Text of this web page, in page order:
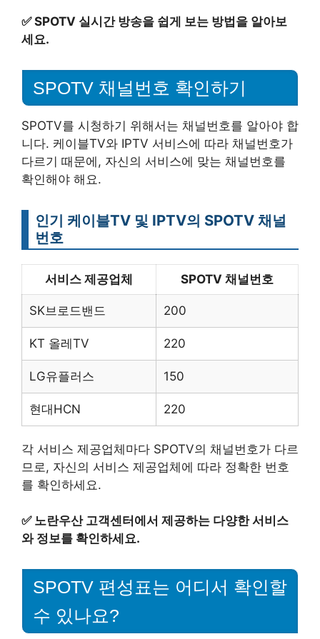
✅SPOTV 실시간 방송을 쉽게 보는 방법을 알아보
세요.
SPOTV 채널번호 확인하기
SPOTV를 시청하기 위해서는 채널번호를 알아야 합
니다. 케이블TV와 IPTV 서비스에 따라 채널번호가
다르기 때문에, 자신의 서비스에 맞는 채널번호를
확인해야 해요.
인기 케이블TV 및 IPTV의 SPOTV 채널
번호
서비스 제공업체 SPOTV 채널번호
SK브로드밴드 200
KT 올레TV 220
LG유플러스 150
현대HCN 220
각 서비스 제공업체마다 SPOTV의 채널번호가 다르
므로, 자신의 서비스 제공업체에 따라 정확한 번호
를 확인하세요.
✅ 노란우산 고객센터에서 제공하는 다양한 서비스
와 정보를 확인하세요.
SPOTV 편성표는 어디서 확인할
수 있나요?